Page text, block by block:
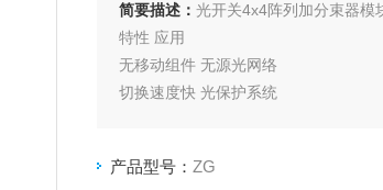
简要描述： 光开关4x4阵列加分束器模
特性 应用
无移动组件 无源光网络
切换速度快 光保护系统
产品型号： ZG